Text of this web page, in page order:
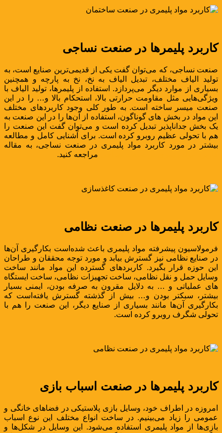
کار برد پلیمرها در صنعت نساجی
صنعت نساجی، که می‌توان گفت یکی از قدیمی‌ترین صنایع است، به
تولید الیاف مختلف، تبدیل الیاف به نخ، نخ به پارچه و همچنین
بسیاری از موارد دیگر می‌پردازد. استفاده از پلیمرها، تولید الیاف با
ویژگی‌هایی مثل مقاومت حرارتی بالا، استحکام بالا و… را در این
صنعت میسر ساخته است. به طور کلی وجود کاربردهای مختلف
این مواد در بخش های گوناگون، استفاده از آن‌ها را در این صنعت به
یک بخش جداناپذیر تبدیل کرده است و می‌توان گفت این صنعت را
هم با تحولی عظیم روبرو کرده است. برای آشنایی کامل و مطالعه
بیشتر در مورد کاربرد مواد پلیمری در صنعت نساجی، به مقاله
مراجعه کنید.
کاربرد پلیمرها در صنعت نظامی
فرمولاسیون پیشرفته مواد پلیمری باعث شده‌است بکارگیری آن‌ها
در صنایع نظامی نیز گسترش بیابد و مورد توجه محققان و طراحان
این حوزه قرار بگیرد. کاربردهای گسترده این مواد مانند ساخت
وسایل حمل و نقل نظامی، ساخت تجهیزات نظامی، ساخت ایستگاه
های عملیاتی و … به دلایل مقرون به صرفه بودن، ایمنی بسیار
بیشتر، سبکتر بودن و… بیش از گذشته گسترش یافته‌است که
بکارگیری آن‌ها مانند بسیاری از صنایع دیگر، این صنعت را هم با
تحولی شگرف روبرو کرده است.
کاربرد پلیمرها در صنعت اسباب بازی
امروزه در اطراف خود، وسایل بازی پلاستیکی در فضاهای خانگی و
عمومی را زیاد می‌بینیم. در ساخت انواع مختلف این نوع اسباب
بازی‌ها از مواد پلیمری استفاده می‌شود. این وسایل در شکل‌ها و